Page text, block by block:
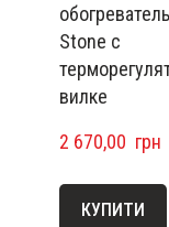
Stone с
вилке
2 670,00  грн
КУПИТИ